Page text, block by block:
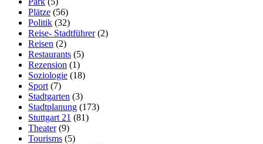
Plätze (56)
Politik (32)
Reise- Stadtführer(2)
Reisen (2)
Restaurants (5)
Rezension (1)
Soziologie (18)
Sport (7)
Stadtgarten (3)
Stadtplanung (173)
Stuttgart 21 (81)
Theater(9)
Tourisms (5)